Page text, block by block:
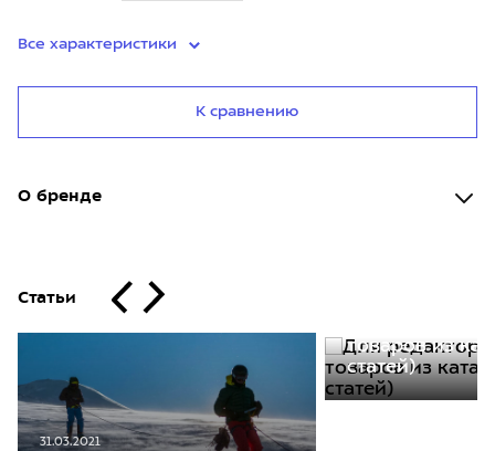
Все характеристики
К сравнению
О бренде
Статьи
31.03.2021
товаров из
статей)